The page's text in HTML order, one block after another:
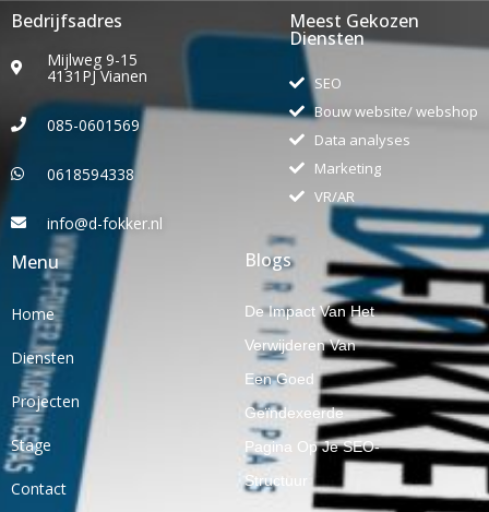
Bedrijfsadres
Mijlweg 9-15
4131PJ Vianen
085-0601569
0618594338
info@d-fokker.nl
Meest Gekozen
Diensten
SEO
Bouw website/ webshop
Data analyses
Marketing
VR/AR
Menu
Home
Diensten
Projecten
Stage
Contact
Blogs
De Impact Van Het
Verwijderen Van
Een Goed
Geïndexeerde
Pagina Op Je SEO-
Structuur